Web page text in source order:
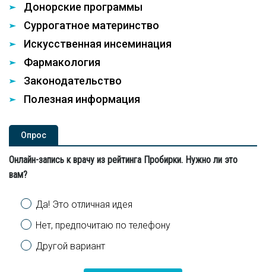
Донорские программы
Суррогатное материнство
Искусственная инсеминация
Фармакология
Законодательство
Полезная информация
Опроc
Онлайн-запись к врачу из рейтинга Пробирки. Нужно ли это
вам?
Варианты
Да! Это отличная идея
Нет, предпочитаю по телефону
Другой вариант